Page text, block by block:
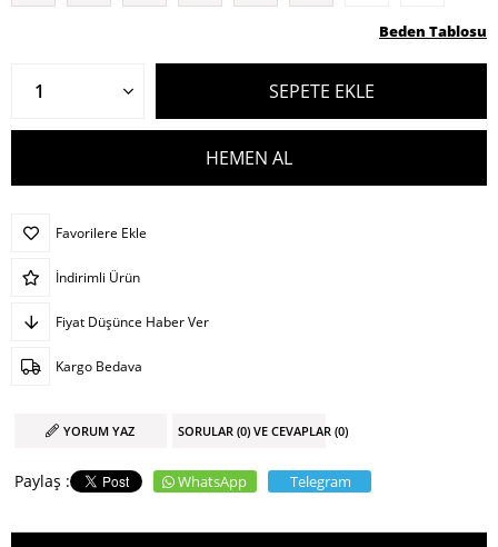
Beden Tablosu
Favorilere Ekle
İndirimli Ürün
Fiyat Düşünce Haber Ver
Kargo Bedava
YORUM YAZ SORULAR (0) VE CEVAPLAR (0)
WhatsApp Telegram